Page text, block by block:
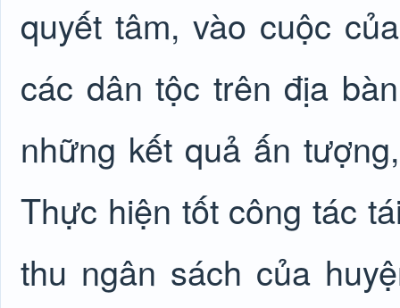
quyết tâm, vào cuộc
các dân tộc trên địa
những kết quả ấn
Thực hiện tốt công tác
thu ngân sách của